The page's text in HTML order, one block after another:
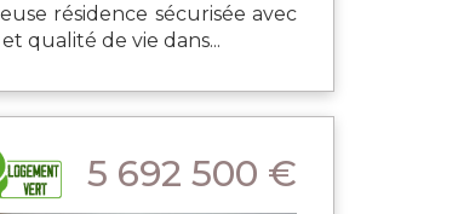
résidence sécurisée avec
qualité de vie dans...
5 692 500 €